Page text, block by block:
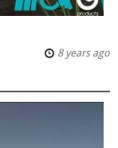
8 years ago